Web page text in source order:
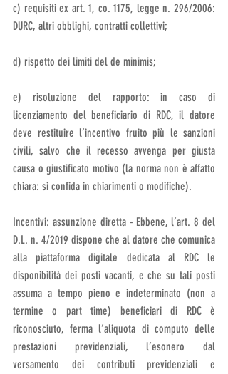
c) requisiti ex art. 1, co. 1175, legge n. 296/2006:
DURC, altri obblighi, contratti collettivi;
d) rispetto dei limiti del de minimis;
e) risoluzione del rapporto: in caso di
licenziamento del beneficiario di RDC, il datore
deve restituire l’incentivo fruito più le sanzioni
civili, salvo che il recesso avvenga per giusta
causa o giustificato motivo (la norma non è affatto
chiara: si confida in chiarimenti o modifiche).
Incentivi: assunzione diretta - Ebbene, l’art. 8 del
D.L. n. 4/2019 dispone che al datore che comunica
alla piattaforma digitale dedicata al RDC le
disponibilità dei posti vacanti, e che su tali posti
assuma a tempo pieno e indeterminato (non a
termine o part time) beneficiari di RDC è
riconosciuto, ferma l’aliquota di computo delle
prestazioni previdenziali, l’esonero dal
versamento dei contributi previdenziali e